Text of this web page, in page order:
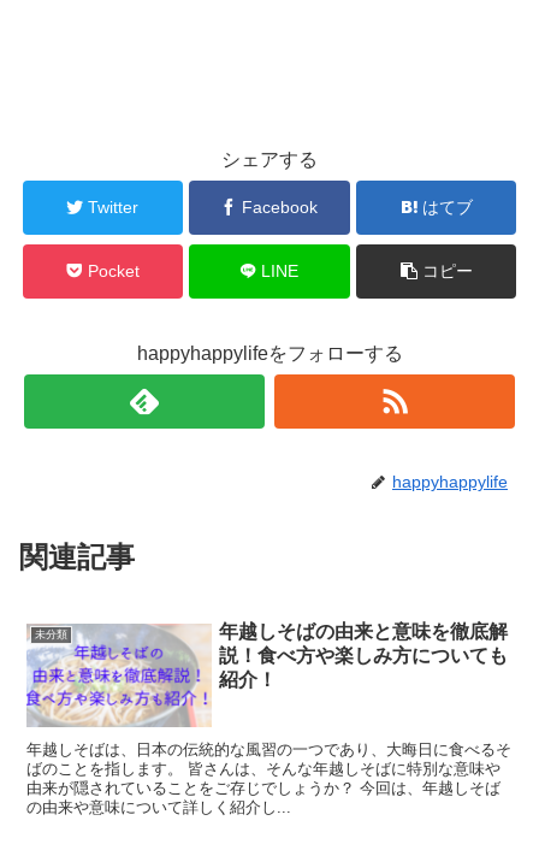
シェアする
Twitter Facebook はてブ
Pocket LINE コピー
happyhappylifeをフォローする
happyhappylife
関連記事
未分類
年越しそばの由来と意味を徹底解
説！食べ方や楽しみ方についても
紹介！
年越しそばは、日本の伝統的な風習の一つであり、大晦日に食べるそ
ばのことを指します。 皆さんは、そんな年越しそばに特別な意味や
由来が隠されていることをご存じでしょうか？ 今回は、年越しそば
の由来や意味について詳しく紹介し...